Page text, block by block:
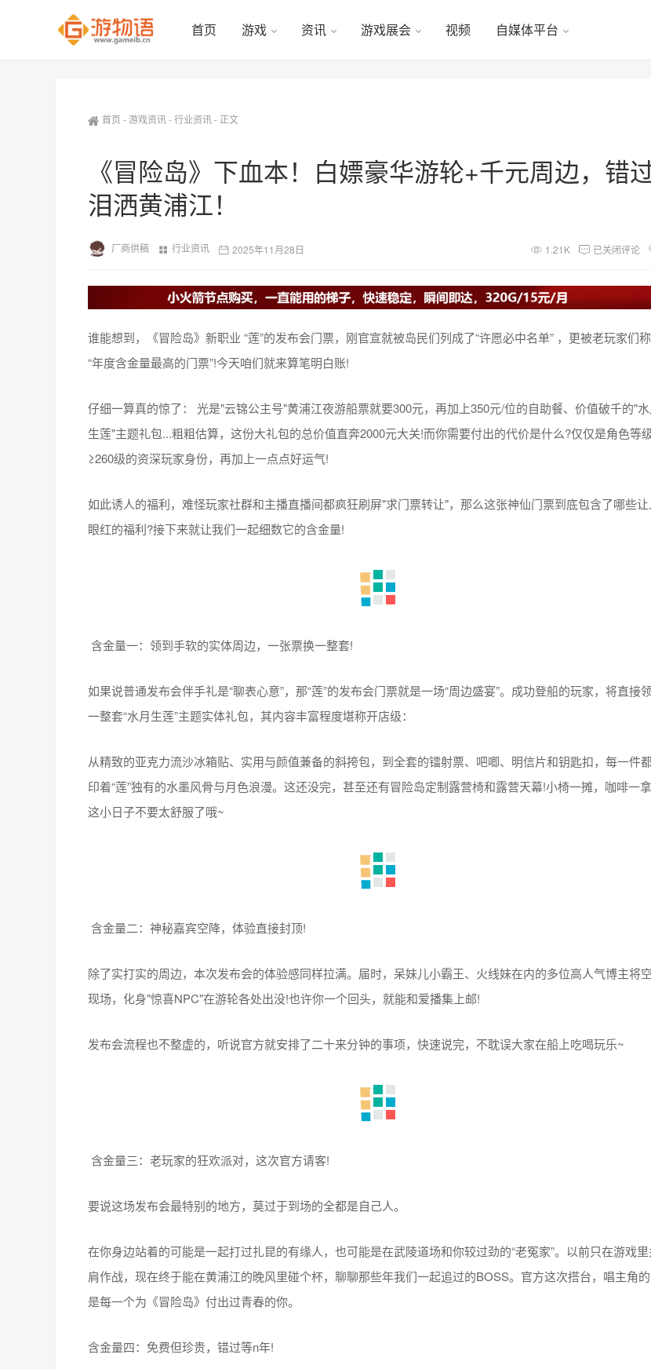
首页 游戏 资讯 游戏展会 视频 自媒体平台
首页 -游戏资讯-行业资讯- 正文
《冒险岛》下血本！白嫖豪华游轮+千元周边，错
泪洒黄浦江！
厂商供稿 行业资讯 2025年11月28日 1.21K 已关闭评论
谁能想到，《冒险岛》新职业 “莲”的发布会门票，刚官宣就被岛民们列成了“许愿必中名单” ，更被老玩家们
“年度含金量最高的门票”!今天咱们就来算笔明白账!
仔细一算真的惊了： 光是"云锦公主号"黄浦江夜游船票就要300元，再加上350元/位的自助餐、价值破千的"水
生莲"主题礼包...粗粗估算，这份大礼包的总价值直奔2000元大关!而你需要付出的代价是什么?仅仅是角色等
≥260级的资深玩家身份，再加上一点点好运气!
如此诱人的福利，难怪玩家社群和主播直播间都疯狂刷屏"求门票转让"，那么这张神仙门票到底包含了哪些让
眼红的福利?接下来就让我们一起细数它的含金量!
含金量一：领到手软的实体周边，一张票换一整套!
如果说普通发布会伴手礼是“聊表心意”，那“莲”的发布会门票就是一场“周边盛宴”。成功登船的玩家，将直接
一整套“水月生莲”主题实体礼包，其内容丰富程度堪称开店级：
从精致的亚克力流沙冰箱贴、实用与颜值兼备的斜挎包，到全套的镭射票、吧唧、明信片和钥匙扣，每一件
印着“莲”独有的水墨风骨与月色浪漫。这还没完，甚至还有冒险岛定制露营椅和露营天幕!小椅一摊，咖啡一拿
这小日子不要太舒服了哦~
含金量二：神秘嘉宾空降，体验直接封顶!
除了实打实的周边，本次发布会的体验感同样拉满。届时，呆妹儿小霸王、火线妹在内的多位高人气博主将
现场，化身"惊喜NPC"在游轮各处出没!也许你一个回头，就能和爱播集上邮!
发布会流程也不整虚的，听说官方就安排了二十来分钟的事项，快速说完，不耽误大家在船上吃喝玩乐~
含金量三：老玩家的狂欢派对，这次官方请客!
要说这场发布会最特别的地方，莫过于到场的全都是自己人。
在你身边站着的可能是一起打过扎昆的有缘人，也可能是在武陵道场和你较过劲的“老冤家”。以前只在游戏
肩作战，现在终于能在黄浦江的晚风里碰个杯，聊聊那些年我们一起追过的BOSS。官方这次搭台，唱主角
是每一个为《冒险岛》付出过青春的你。
含金量四：免费但珍贵，错过等n年!